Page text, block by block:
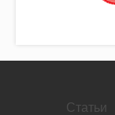
Статьи